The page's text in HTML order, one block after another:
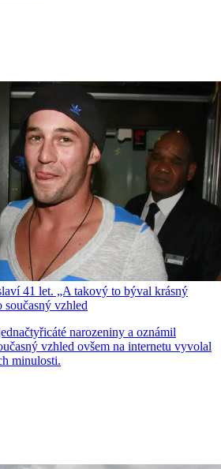
41 let. „A takový to býval krásný
vzhled
narozeniny a oznámil
vzhled ovšem na internetu vyvolal
minulosti.